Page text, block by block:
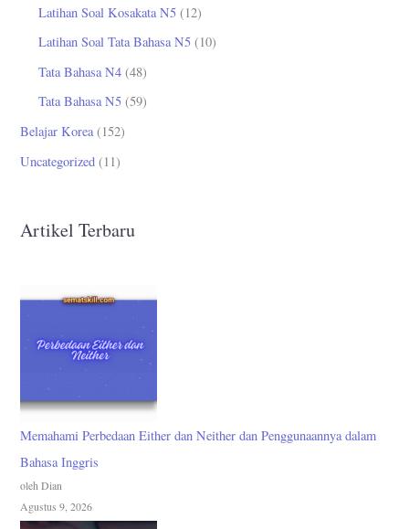
Latihan Soal Kosakata N5 (12)
Latihan Soal Tata Bahasa N5 (10)
Tata Bahasa N4 (48)
Tata Bahasa N5 (59)
Belajar Korea(152)
Uncategorized (11)
Artikel Terbaru
Memahami Perbedaan Either dan Neither dan Penggunaannya dalam
Bahasa Inggris
oleh Dian
Agustus 9, 2026